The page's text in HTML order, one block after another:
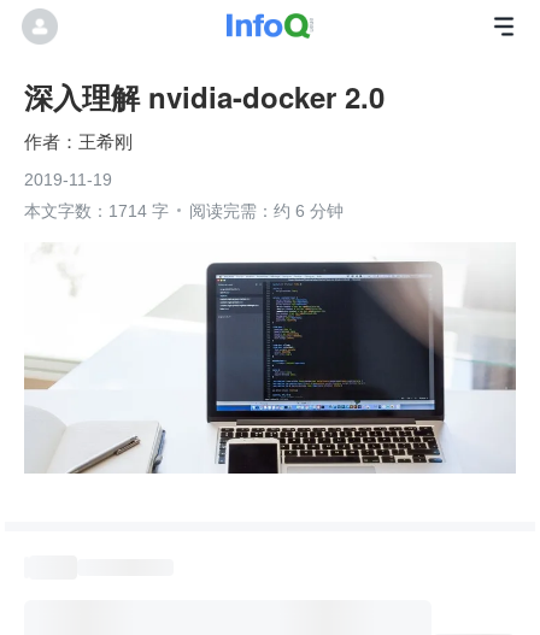
深入理解 nvidia-docker 2.0
王希刚
2019-11-19
本文字数：1714 字
阅读完需：约 6 分钟